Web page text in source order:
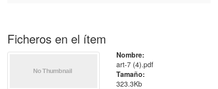
Ficheros en el ítem
Nombre:
art-7 (4).pdf
Tamaño:
323.3Kb